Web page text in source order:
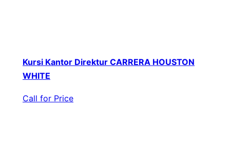
Kursi Kantor Direktur CARRERA HOUSTON
WHITE
Call for Price